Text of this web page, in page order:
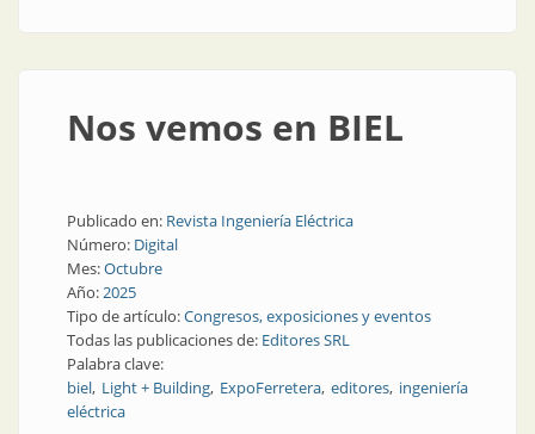
Nos vemos en BIEL
Publicado en: Revista Ingeniería Eléctrica
Número: Digital
Mes:Octubre
Año:2025
Tipo de artículo:Congresos, exposiciones y eventos
Todas las publicaciones de: Editores SRL
Palabra clave:
biel Light + Building ExpoFerretera editores ingeniería
eléctrica